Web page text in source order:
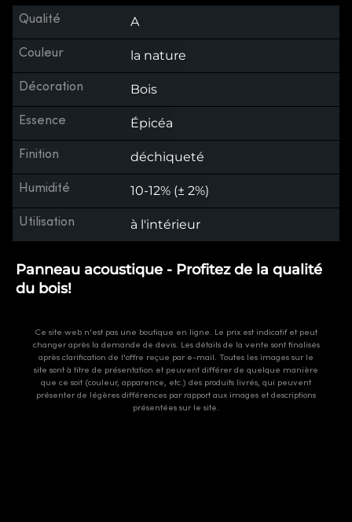
Qualité A
Couleur la nature
Décoration Bois
Essence Épicéa
Finition déchiqueté
Humidité 10-12% (± 2%)
Utilisation à l'intérieur
Panneau acoustique - Profitez de la qualité
du bois!
Ce site web n'est pas une boutique en ligne. Le prix est indicatif et peut
changer après la demande de devis. Les détails de la vente sont finalisés
après clarification de l'offre reçue par e-mail. Toutes les images sur le
site sont à titre de présentation et peuvent différer de quelque manière
que ce soit (couleur, apparence, etc.) des produits livrés, qui peuvent
présenter de légères différences par rapport aux images et descriptions
présentées sur le site.